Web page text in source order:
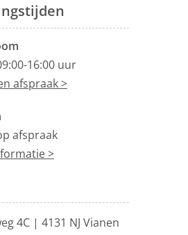
16:00 uur
afspraak >
afspraak
>
4C | 4131 NJ Vianen